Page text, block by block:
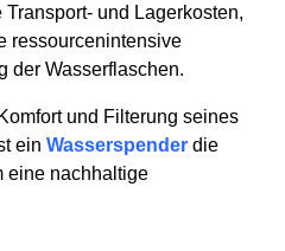
und Lagerkosten,
ressourcenintensive
der Wasserflaschen.
und Filterung seines
ein Wasserspender die
eine nachhaltige